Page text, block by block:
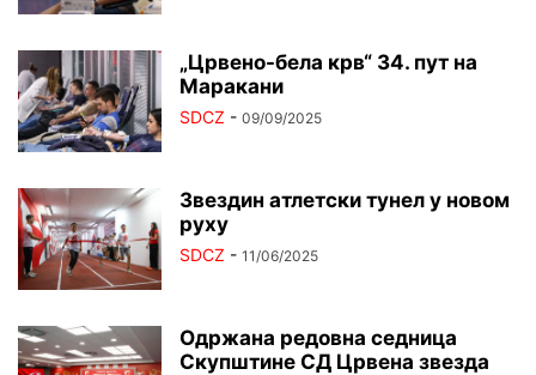
„Црвено-бела крв“ 34. пут на
Маракани
SDCZ - 09/09/2025
Звездин атлетски тунел у новом
руху
SDCZ - 11/06/2025
Одржана редовна седница
Скупштине СД Црвена звезда